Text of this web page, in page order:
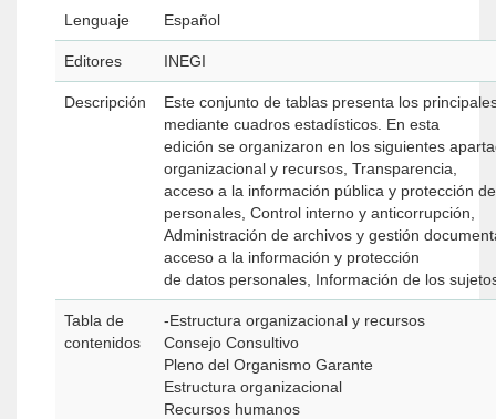
Lenguaje Español
Editores INEGI
Descripción
Este conjunto de tablas presenta los
mediante cuadros estadísticos. En esta
edición se organizaron en los siguientes
organizacional y recursos, Transparencia,
acceso a la información pública y protección
personales, Control interno y anticorrupción,
Administración de archivos y gestión
acceso a la información y protección
de datos personales, Información de los
Tabla de
contenidos
-Estructura organizacional y recursos
Consejo Consultivo
Pleno del Organismo Garante
Estructura organizacional
Recursos humanos